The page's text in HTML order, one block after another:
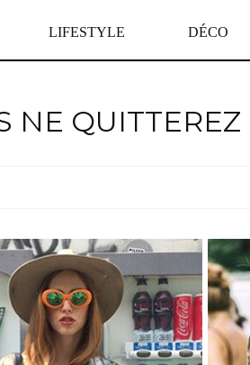
LIFESTYLE DÉCO
NE QUITTEREZ